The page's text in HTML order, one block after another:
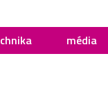
média